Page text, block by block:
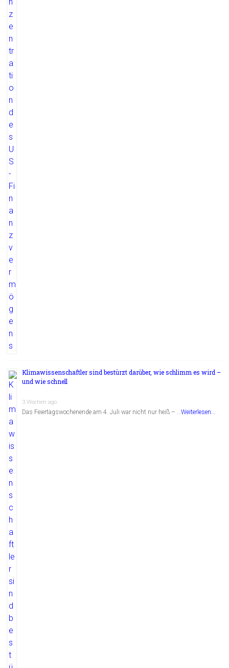
Klimawissenschaftler sind bestürzt darüber, wie schlimm es wird –
und wie schnell
3 Wochen ago
Das Feiertagswochenende am 4. Juli war nicht nur heiß – …Weiterlesen...